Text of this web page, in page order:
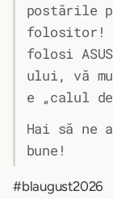
postările
folositor!
folosi
ului, vă
e „calul
Hai să ne
bune!
#blaugust2026